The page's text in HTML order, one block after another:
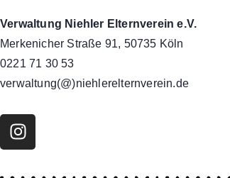
Verwaltung Niehler Elternverein e.V.
Merkenicher Straße 91, 50735 Köln
0221 71 30 53
verwaltung(@)niehlerelternverein.de